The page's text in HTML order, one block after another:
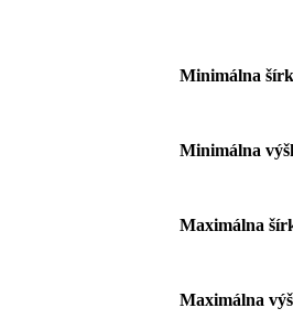
Minimálna
Minimálna
Maximálna
Maximálna